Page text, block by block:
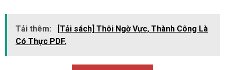
Tải thêm:
[Tải sách] Thôi Ngờ Vực, Thành Công Là
Có Thực PDF.